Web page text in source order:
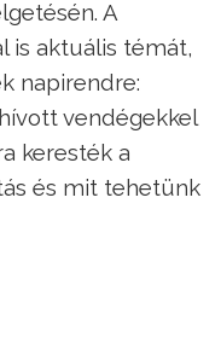
A
is aktuális témát,
napirendre:
vendégekkel
keresték a
és mit tehetünk